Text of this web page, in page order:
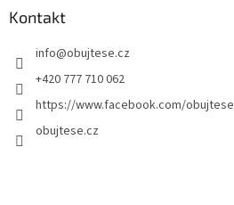
Kontakt
info@obujtese.cz
+420 777 710 062
https://www.facebook.com/obujtese
obujtese.cz